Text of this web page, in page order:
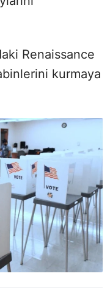
Renaissance
kurmaya